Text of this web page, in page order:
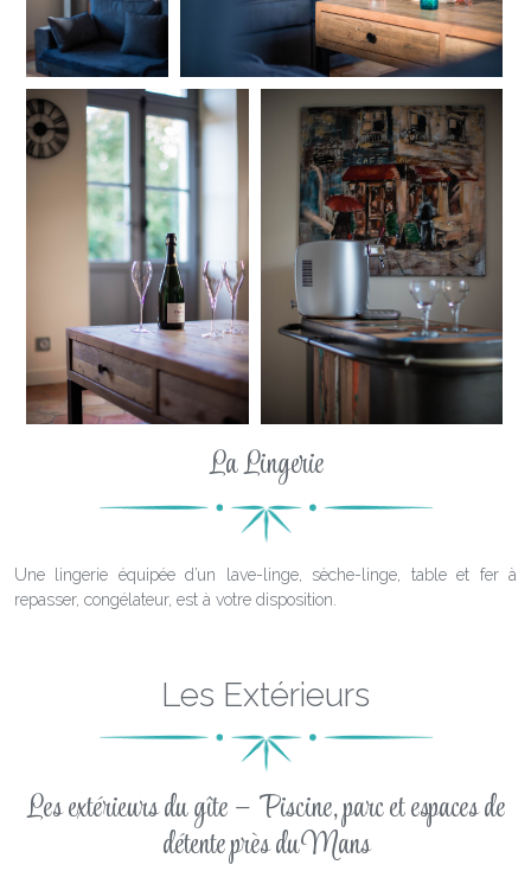
La Lingerie
Une lingerie équipée d’un lave-linge, sèche-linge, table et fer à
repasser, congélateur, est à votre disposition.
Les Extérieurs
Les extérieurs du gîte – Piscine, parc et espaces de
détente près du Mans